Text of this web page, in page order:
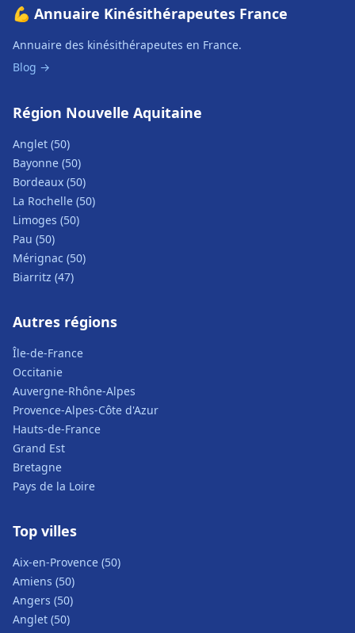
💪 Annuaire Kinésithérapeutes France
Annuaire des kinésithérapeutes en France.
Blog →
Région Nouvelle Aquitaine
Anglet (50)
Bayonne (50)
Bordeaux (50)
La Rochelle (50)
Limoges (50)
Pau (50)
Mérignac (50)
Biarritz (47)
Autres régions
Île-de-France
Occitanie
Auvergne-Rhône-Alpes
Provence-Alpes-Côte d'Azur
Hauts-de-France
Grand Est
Bretagne
Pays de la Loire
Top villes
Aix-en-Provence (50)
Amiens (50)
Angers (50)
Anglet (50)